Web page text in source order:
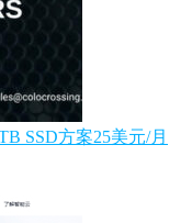
SSD方案25美元/月